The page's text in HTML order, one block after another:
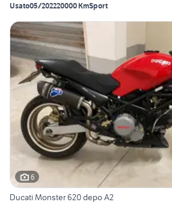
Usato05/202220000 KmSport
6
Ducati Monster 620 depo A2